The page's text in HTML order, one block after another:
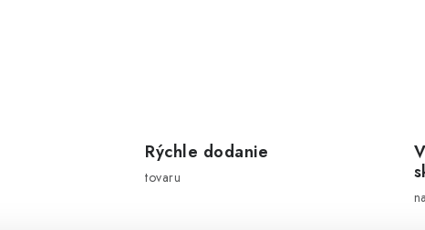
Rýchle dodanie
tovaru